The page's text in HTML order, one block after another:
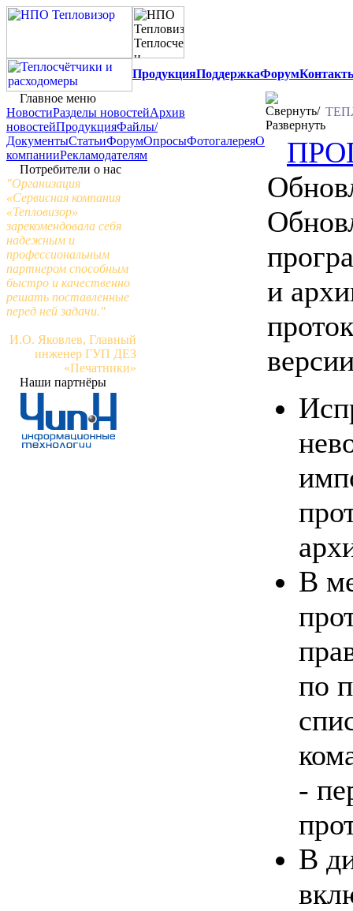
ПродукцияПоддержкаФорум
Главное меню
НовостиРазделы новостейАрхив
новостейПродукцияФайлы/
ДокументыСтатьиФорумОпросыФотогалереяО
компанииРекламодателям
Потребители о нас
"Организация
«Сервисная компания
«Тепловизор»
зарекомендовала себя
надежным и
профессиональным
партнером способным
быстро и качественно
решать поставленные
перед ней задачи."
И.О. Яковлев, Главный
инженер ГУП ДЕЗ
«Печатники»
Наши партнёры
и
В
по
-
В